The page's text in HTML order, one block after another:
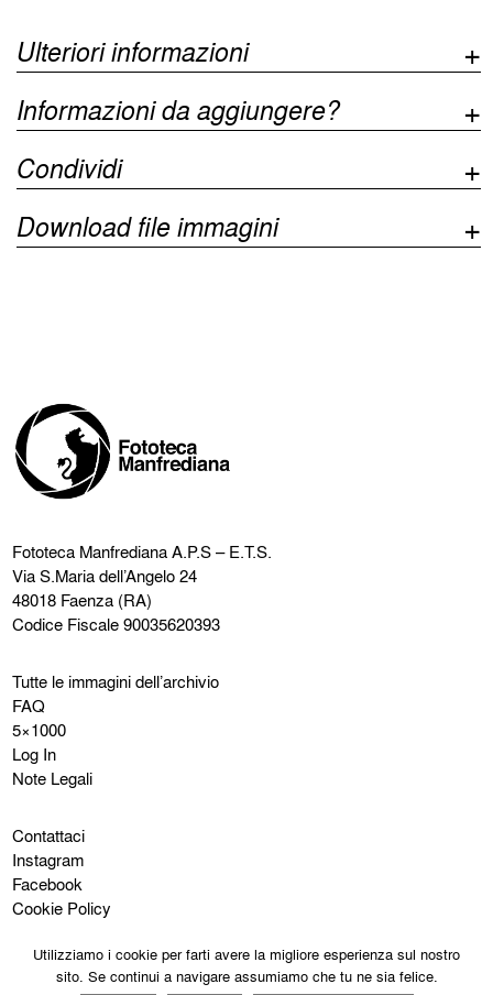
Ulteriori informazioni
Informazioni da aggiungere?
Condividi
Download file immagini
Fototeca ManfredianaA.P.S – E.T.S.
Via S.Maria dell’Angelo 24
48018 Faenza (RA)
Codice Fiscale 90035620393
Tutte le immagini dell’archivio
FAQ
5×1000
Log In
Note Legali
Contattaci
Instagram
Facebook
Cookie Policy
Utilizziamo i cookie per farti avere la migliore esperienza sul nostro
sito. Se continui a navigare assumiamo che tu ne sia felice.